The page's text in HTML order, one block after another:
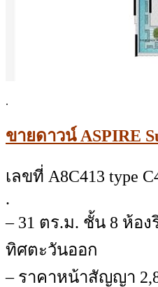
.
ขายดาวน์ ASPIRE
เลขที่ A8C413 type
.
– 31 ตร.ม. ชั้น 8 ห้อง
ทิศตะวันออก
– ราคาหน้าสัญญา